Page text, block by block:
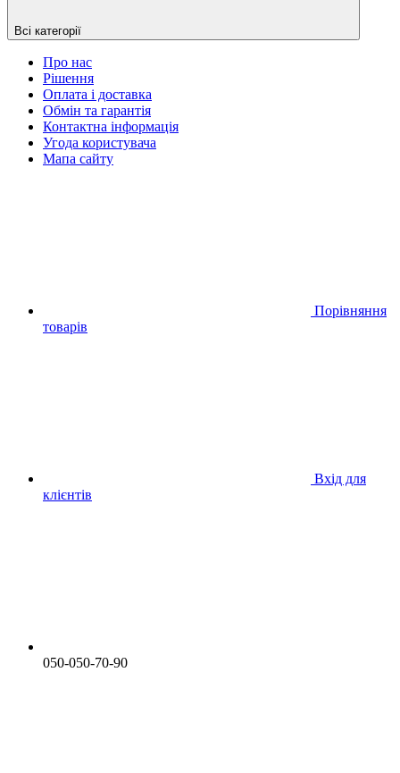
Всі категорії
Про нас
Рішення
Оплата і доставка
Обмін та гарантія
Контактна інформація
Угода користувача
Мапа сайту
Порівняння
товарів
Вхід для
клієнтів
050-050-70-90